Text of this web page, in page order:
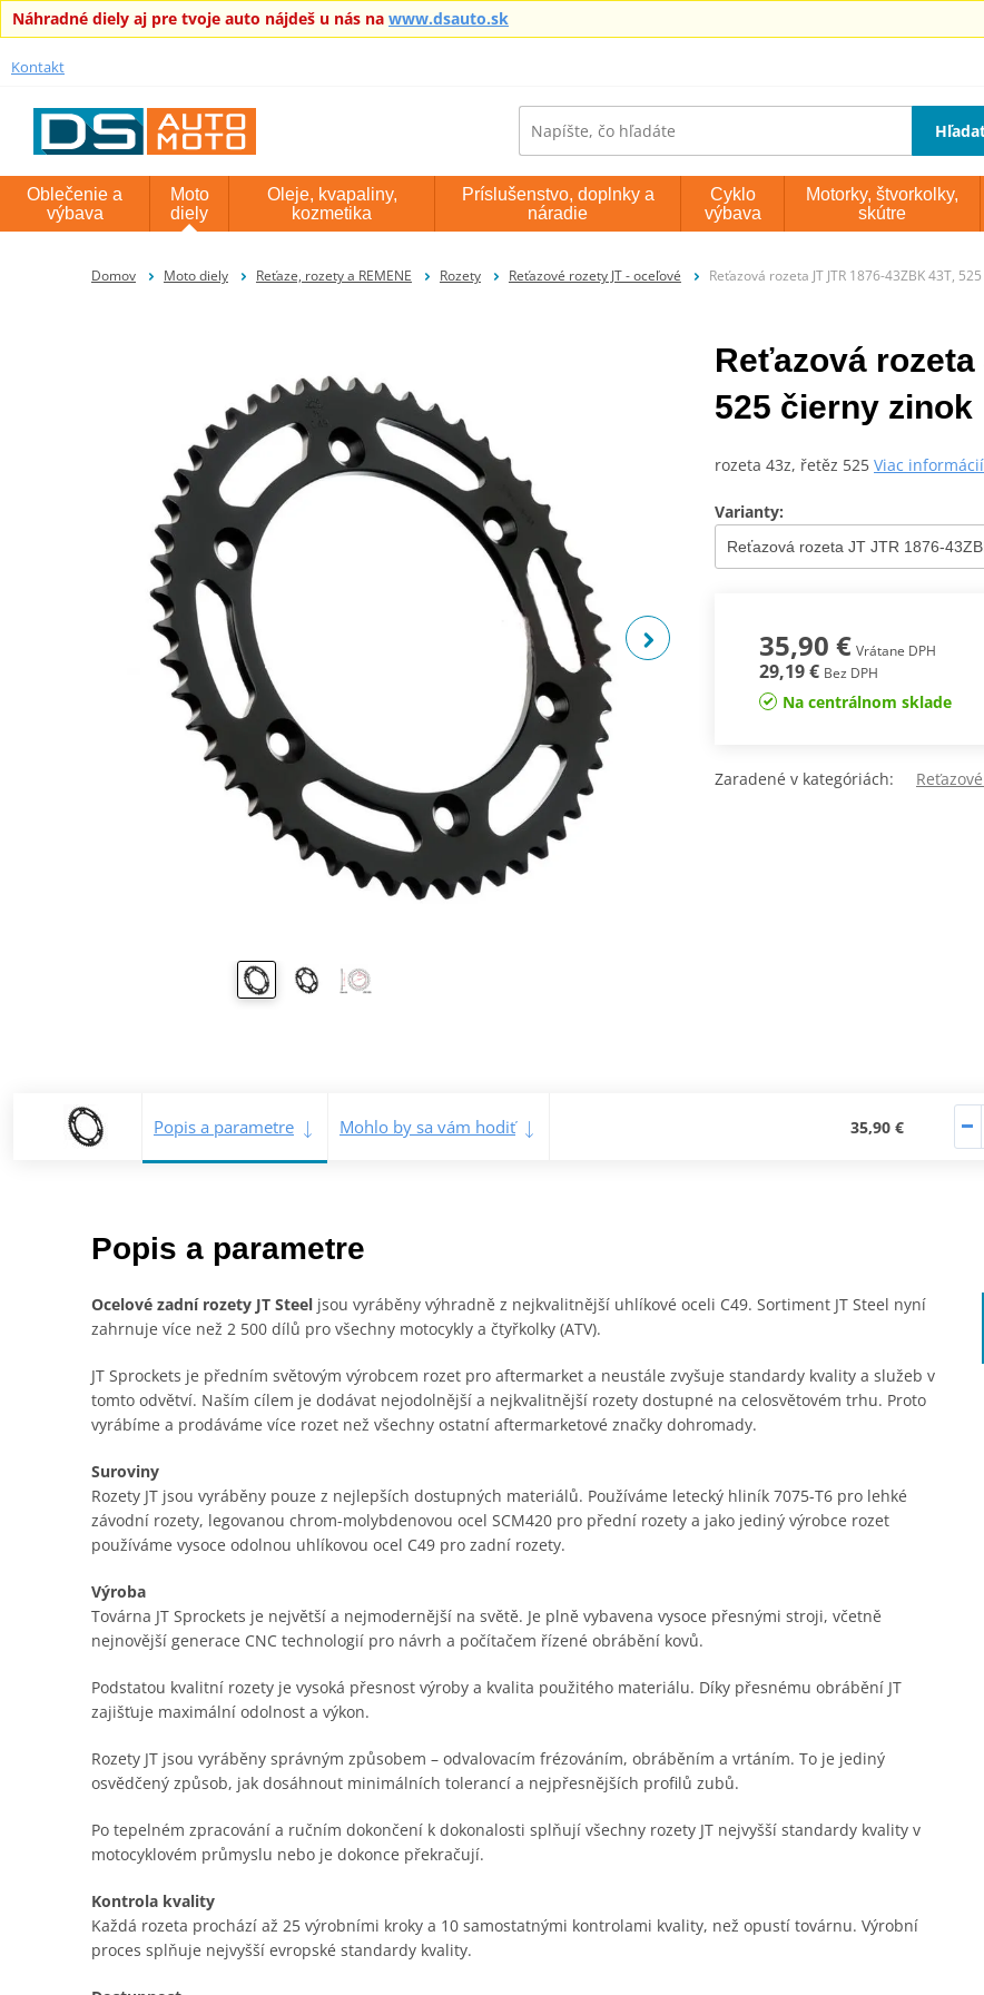
Náhradné diely aj pre tvoje auto nájdeš u nás na www.dsauto.sk
Kontakt
Oblečenie a
výbava
Moto
diely
Oleje, kvapaliny,
kozmetika
Príslušenstvo, doplnky a
náradie
Cyklo
výbava
Motorky, štvorkolky,
skútre
Domov Moto diely Reťaze, rozety a REMENE Rozety Reťazové rozety JT - oceľové Reťazová rozeta JT JTR 1876-43ZBK 43T,
Reťazová rozeta
525 čierny zinok
rozeta 43z, řetěz 525 Viac informácií
Varianty:
35,90 € Vrátane DPH
29,19 € Bez DPH
Na centrálnom sklade
Zaradené v kategóriách:
Popis a parametre Mohlo by sa vám hodiť 35,90 €
Popis a parametre
Ocelové zadní rozety JT Steel jsou vyráběny výhradně z nejkvalitnější uhlíkové oceli C49. Sortiment JT Steel nyní
zahrnuje více než 2 500 dílů pro všechny motocykly a čtyřkolky (ATV).
JT Sprockets je předním světovým výrobcem rozet pro aftermarket a neustále zvyšuje standardy kvality a služeb v
tomto odvětví. Naším cílem je dodávat nejodolnější a nejkvalitnější rozety dostupné na celosvětovém trhu. Proto
vyrábíme a prodáváme více rozet než všechny ostatní aftermarketové značky dohromady.
Suroviny
Rozety JT jsou vyráběny pouze z nejlepších dostupných materiálů. Používáme letecký hliník 7075-T6 pro lehké
závodní rozety, legovanou chrom-molybdenovou ocel SCM420 pro přední rozety a jako jediný výrobce rozet
používáme vysoce odolnou uhlíkovou ocel C49 pro zadní rozety.
Výroba
Továrna JT Sprockets je největší a nejmodernější na světě. Je plně vybavena vysoce přesnými stroji, včetně
nejnovější generace CNC technologií pro návrh a počítačem řízené obrábění kovů.
Podstatou kvalitní rozety je vysoká přesnost výroby a kvalita použitého materiálu. Díky přesnému obrábění JT
zajišťuje maximální odolnost a výkon.
Rozety JT jsou vyráběny správným způsobem – odvalovacím frézováním, obráběním a vrtáním. To je jediný
osvědčený způsob, jak dosáhnout minimálních tolerancí a nejpřesnějších profilů zubů.
Po tepelném zpracování a ručním dokončení k dokonalosti splňují všechny rozety JT nejvyšší standardy kvality v
motocyklovém průmyslu nebo je dokonce překračují.
Kontrola kvality
Každá rozeta prochází až 25 výrobními kroky a 10 samostatnými kontrolami kvality, než opustí továrnu. Výrobní
proces splňuje nejvyšší evropské standardy kvality.